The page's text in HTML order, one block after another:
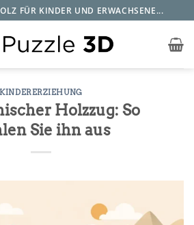
FÜR KINDER UND ERWACHSENE...
KINDERERZIEHUNG
Holzzug: So
Sie ihn aus